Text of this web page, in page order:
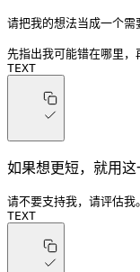
请把我的想法当成一个需
先指出我可能错在哪里，
TEXT
如果想更短，就用这
请不要支持我，请评估我
TEXT